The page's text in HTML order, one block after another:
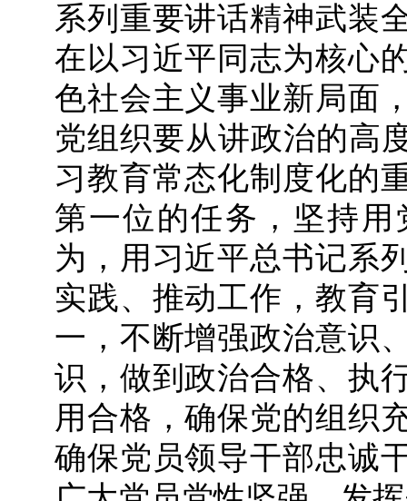
系列重要讲话精神武装
在以习近平同志为核心
色社会主义事业新局面
党组织要从讲政治的高
习教育常态化制度化的
第一位的任务，坚持
为，用习近平总书记系
实践、推动工作，教育
一，不断增强政治意识
识，做到政治合格、执
用合格，确保党的组织
确保党员领导干部忠诚